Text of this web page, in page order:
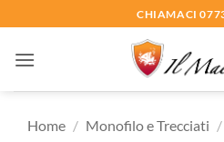
ai
contenuti
CHIAMACI
Home / Monofilo e Trecciati /